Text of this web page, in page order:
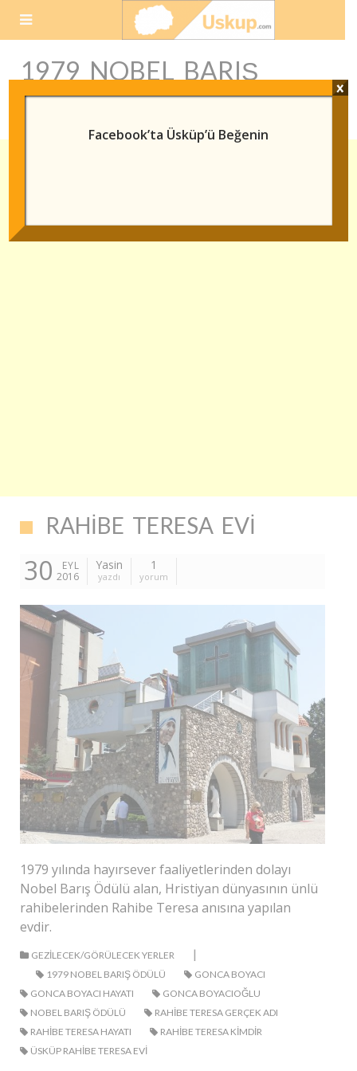
1979 NOBEL BARIŞ
ÖDÜLÜ
RAHIBE TERESA EVI
30
EYL
2016
Yasin
yazdı
1
yorum
1979 yılında hayırsever faaliyetlerinden dolayı
Nobel Barış Ödülü alan, Hristiyan dünyasının ünlü
rahibelerinden Rahibe Teresa anısına yapılan
evdir.
GEZILECEK/GÖRÜLECEK YERLER |
1979 NOBEL BARIŞ ÖDÜLÜ
GONCA BOYACI
GONCA BOYACI HAYATI
GONCA BOYACIOĞLU
NOBEL BARIŞ ÖDÜLÜ
RAHIBE TERESA GERÇEK ADI
RAHIBE TERESA HAYATI
RAHIBE TERESA KIMDIR
ÜSKÜP RAHIBE TERESA EVI
Facebook’ta Üsküp’ü Beğenin
x